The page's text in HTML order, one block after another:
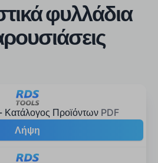
φυλλάδια
Κατάλογος Προϊόντων PDF
Λήψη